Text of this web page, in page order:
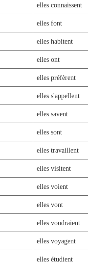
elles connaissent
elles font
elles habitent
elles ont
elles préfèrent
elles s'appellent
elles savent
elles sont
elles travaillent
elles visitent
elles voient
elles vont
elles voudraient
elles voyagent
elles étudient